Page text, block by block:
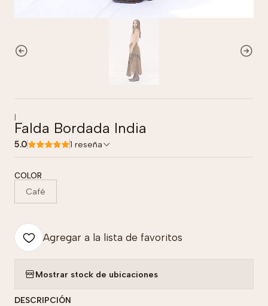
|
Falda Bordada India
5.0 1 reseña
COLOR
Café
Agregar a la lista de favoritos
Mostrar stock de ubicaciones
DESCRIPCIÓN